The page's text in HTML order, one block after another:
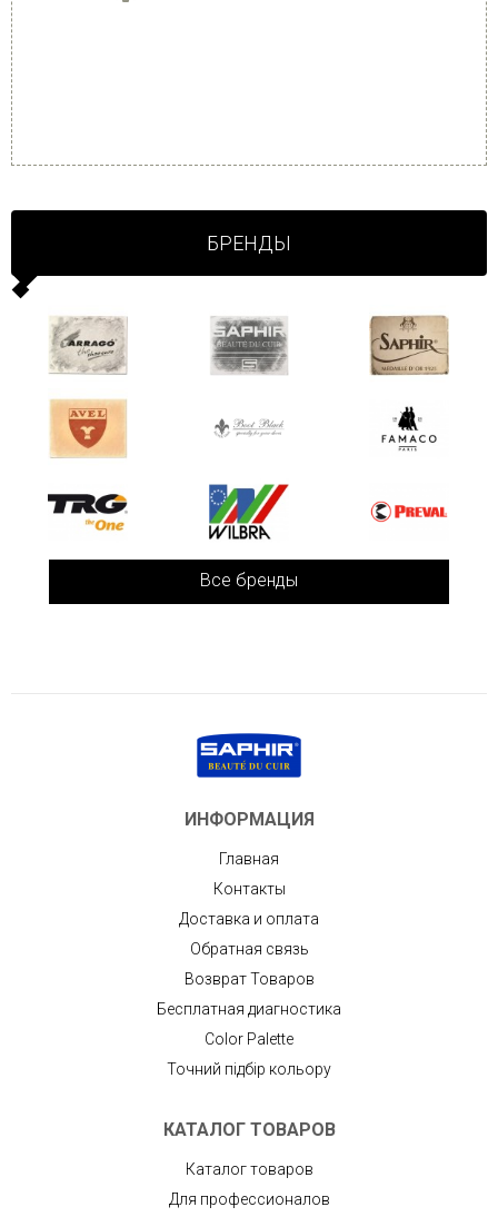
БРЕНДЫ
Все бренды
ИНФОРМАЦИЯ
Главная
Контакты
Доставка и оплата
Обратная связь
Возврат Товаров
Бесплатная диагностика
Color Palette
Точний підбір кольору
КАТАЛОГ ТОВАРОВ
Каталог товаров
Для профессионалов